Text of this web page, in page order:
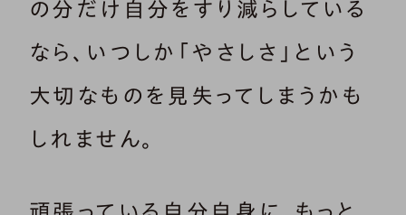
の分だけ自分をすり減らしている
なら、いつしか「やさしさ」という
大切なものを見失ってしまうかも
しれません。